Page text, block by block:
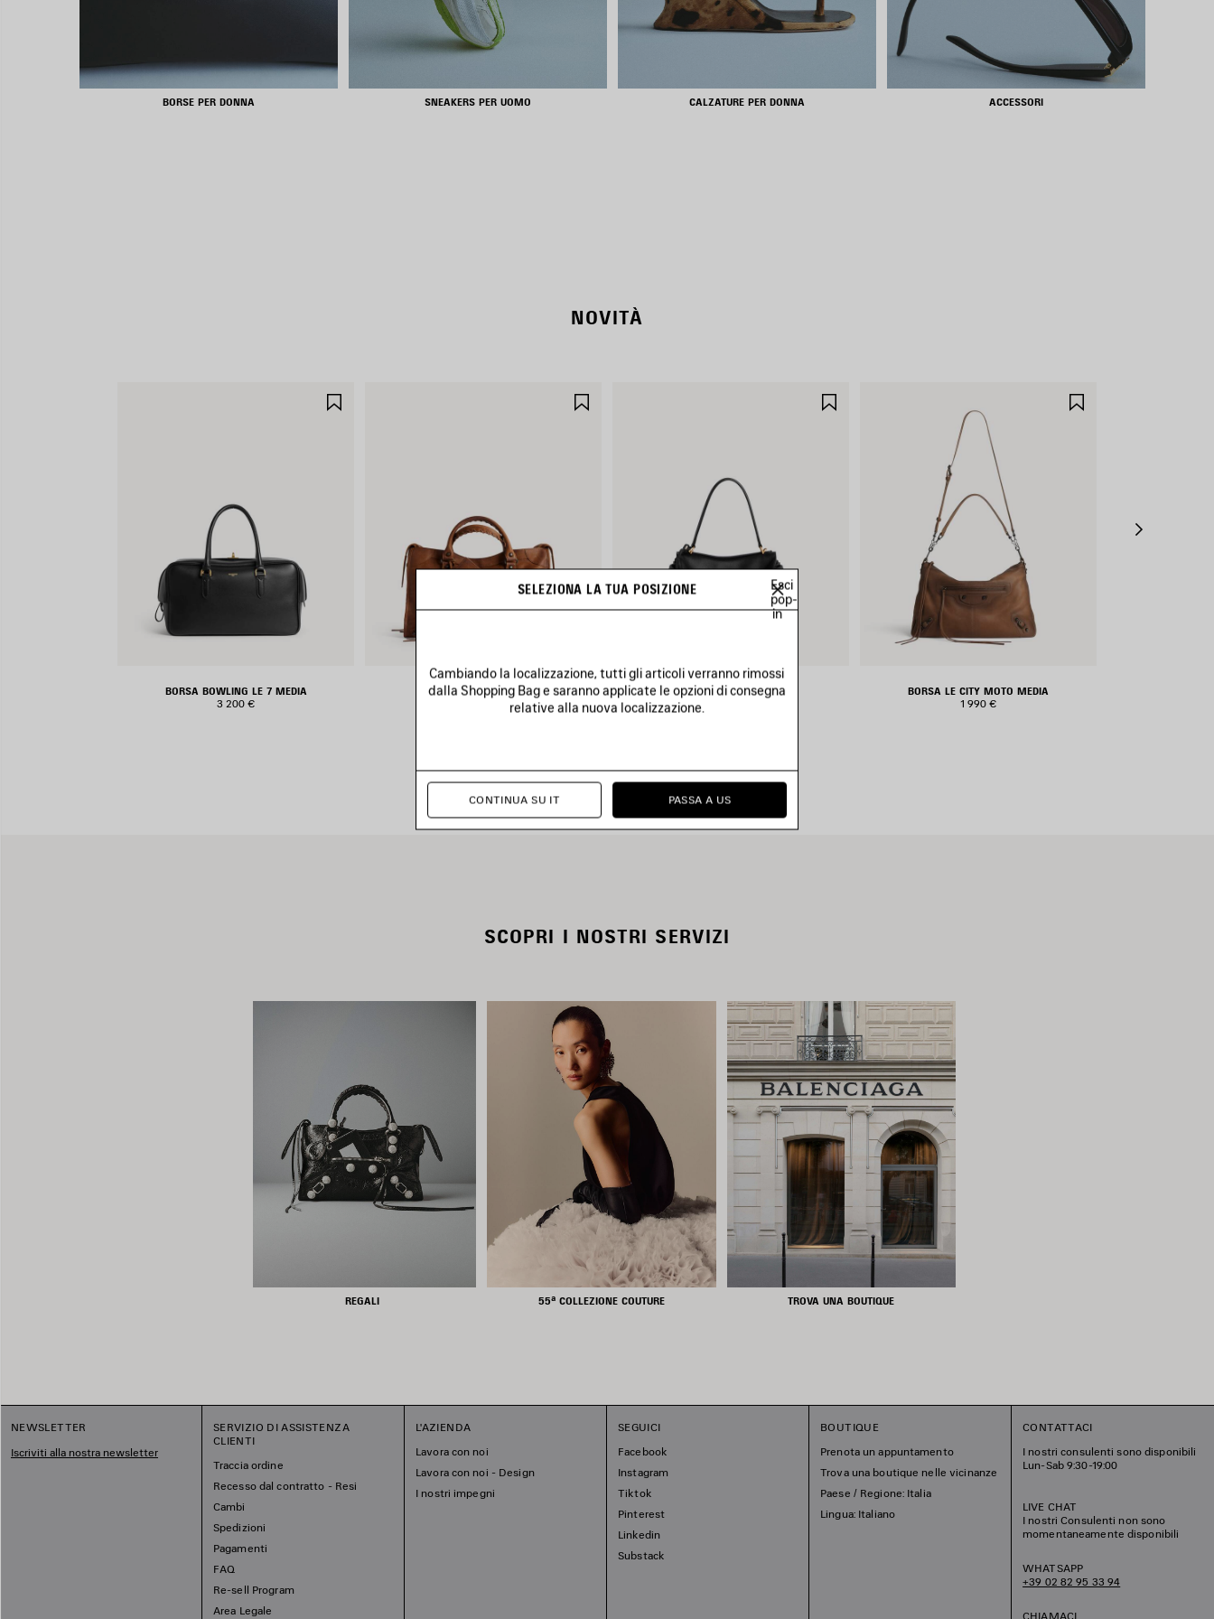
BORSE PER DONNA SNEAKERS PER UOMO CALZATURE PER DONNA ACCESSORI
NOVITÀ
BORSA BOWLING LE 7 MEDIA
3 200 €
BORSA LE CITY MEDIA
BORSA RODEO PICCOLA
BORSA LE CITY MOTO MEDIA
1 990 €
SCOPRI I NOSTRI SERVIZI
REGALI 55ª COLLEZIONE COUTURE TROVA UNA BOUTIQUE
NEWSLETTER
Iscriviti alla nostra newsletter
SERVIZIO DI ASSISTENZA
CLIENTI
Traccia ordine
Recesso dal contratto - Resi
Cambi
Spedizioni
Pagamenti
FAQ
Re-sell Program
Area Legale
L'AZIENDA
Lavora con noi
Lavora con noi - Design
I nostri impegni
SEGUICI
Facebook
Instagram
Tiktok
Pinterest
Linkedin
Substack
BOUTIQUE
Prenota un appuntamento
Trova una boutique nelle vicinanze
Paese / Regione: Italia
Lingua: Italiano
CONTATTACI
I nostri consulenti sono disponibili
Lun-Sab 9:30-19:00
LIVE CHAT
I nostri Consulenti non sono
momentaneamente disponibili
WHATSAPP
+39 02 82 95 33 94
CHIAMACI
SELEZIONA LA TUA POSIZIONE
Esci
pop-
in
Cambiando la localizzazione, tutti gli articoli verranno rimossi
dalla Shopping Bag e saranno applicate le opzioni di consegna
relative alla nuova localizzazione.
CONTINUA SU IT PASSA A US